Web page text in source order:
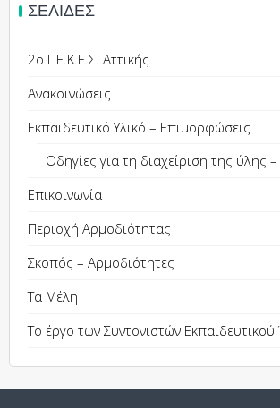
ΣΕΛΊΔΕΣ
2ο ΠΕ.Κ.Ε.Σ. Αττικής
Ανακοινώσεις
Εκπαιδευτικό Υλικό – Επιμορφώσεις
Οδηγίες για τη διαχείριση της ύλης
Επικοινωνία
Περιοχή Αρμοδιότητας
Σκοπός – Αρμοδιότητες
Τα Μέλη
Το έργο των Συντονιστών